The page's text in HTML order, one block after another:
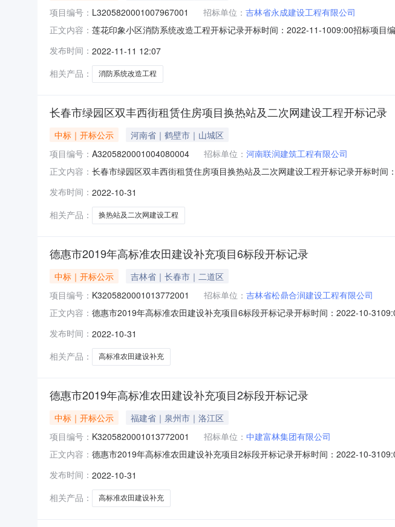
项目编号： L3205820001007967001 招标单位： 吉林省永成建设工程有限公司
正文内容： 莲花印象小区消防系统改造工程开标记录开标时间：2022-11-1009:00招标项
名称:风佳建设有限责任公司;项目负责人:;报价:0.00元/%;工期:日历天;质量要求:;
发布时间： 2022-11-11 12:07
相关产品：
消防系统改造工程
长春市绿园区双丰西街租赁住房项目换热站及二次网建设工程开标记录
中标｜开标公示
河南省｜鹤壁市｜山城区
项目编号： A3205820001004080004 招标单位： 河南联润建筑工程有限公司
正文内容： 长春市绿园区双丰西街租赁住房项目换热站及二次网建设工程开标记录开标时
标人名称:吉林省松鼎合润建设工程有限公司;项目负责人:;报价:0.00元/%;工期:日
发布时间： 2022-10-31
相关产品：
换热站及二次网建设工程
德惠市2019年高标准农田建设补充项目6标段开标记录
中标｜开标公示
吉林省｜长春市｜二道区
项目编号： K3205820001013772001 招标单位： 吉林省松鼎合润建设工程有限公司
正文内容： 德惠市2019年高标准农田建设补充项目6标段开标记录开标时间：2022-10-
间:FriOct2808:36:37CST2022,投标人名称:吉林省中磊建筑工程有限公司;项目负
发布时间： 2022-10-31
相关产品：
高标准农田建设补充
德惠市2019年高标准农田建设补充项目2标段开标记录
中标｜开标公示
福建省｜泉州市｜洛江区
项目编号： K3205820001013772001 招标单位： 中建富林集团有限公司
正文内容： 德惠市2019年高标准农田建设补充项目2标段开标记录开标时间：2022-10-
标人名称:吉林省松鼎合润建设工程有限公司;项目负责人:;报价:0.00元/%;工期:日
发布时间： 2022-10-31
相关产品：
高标准农田建设补充